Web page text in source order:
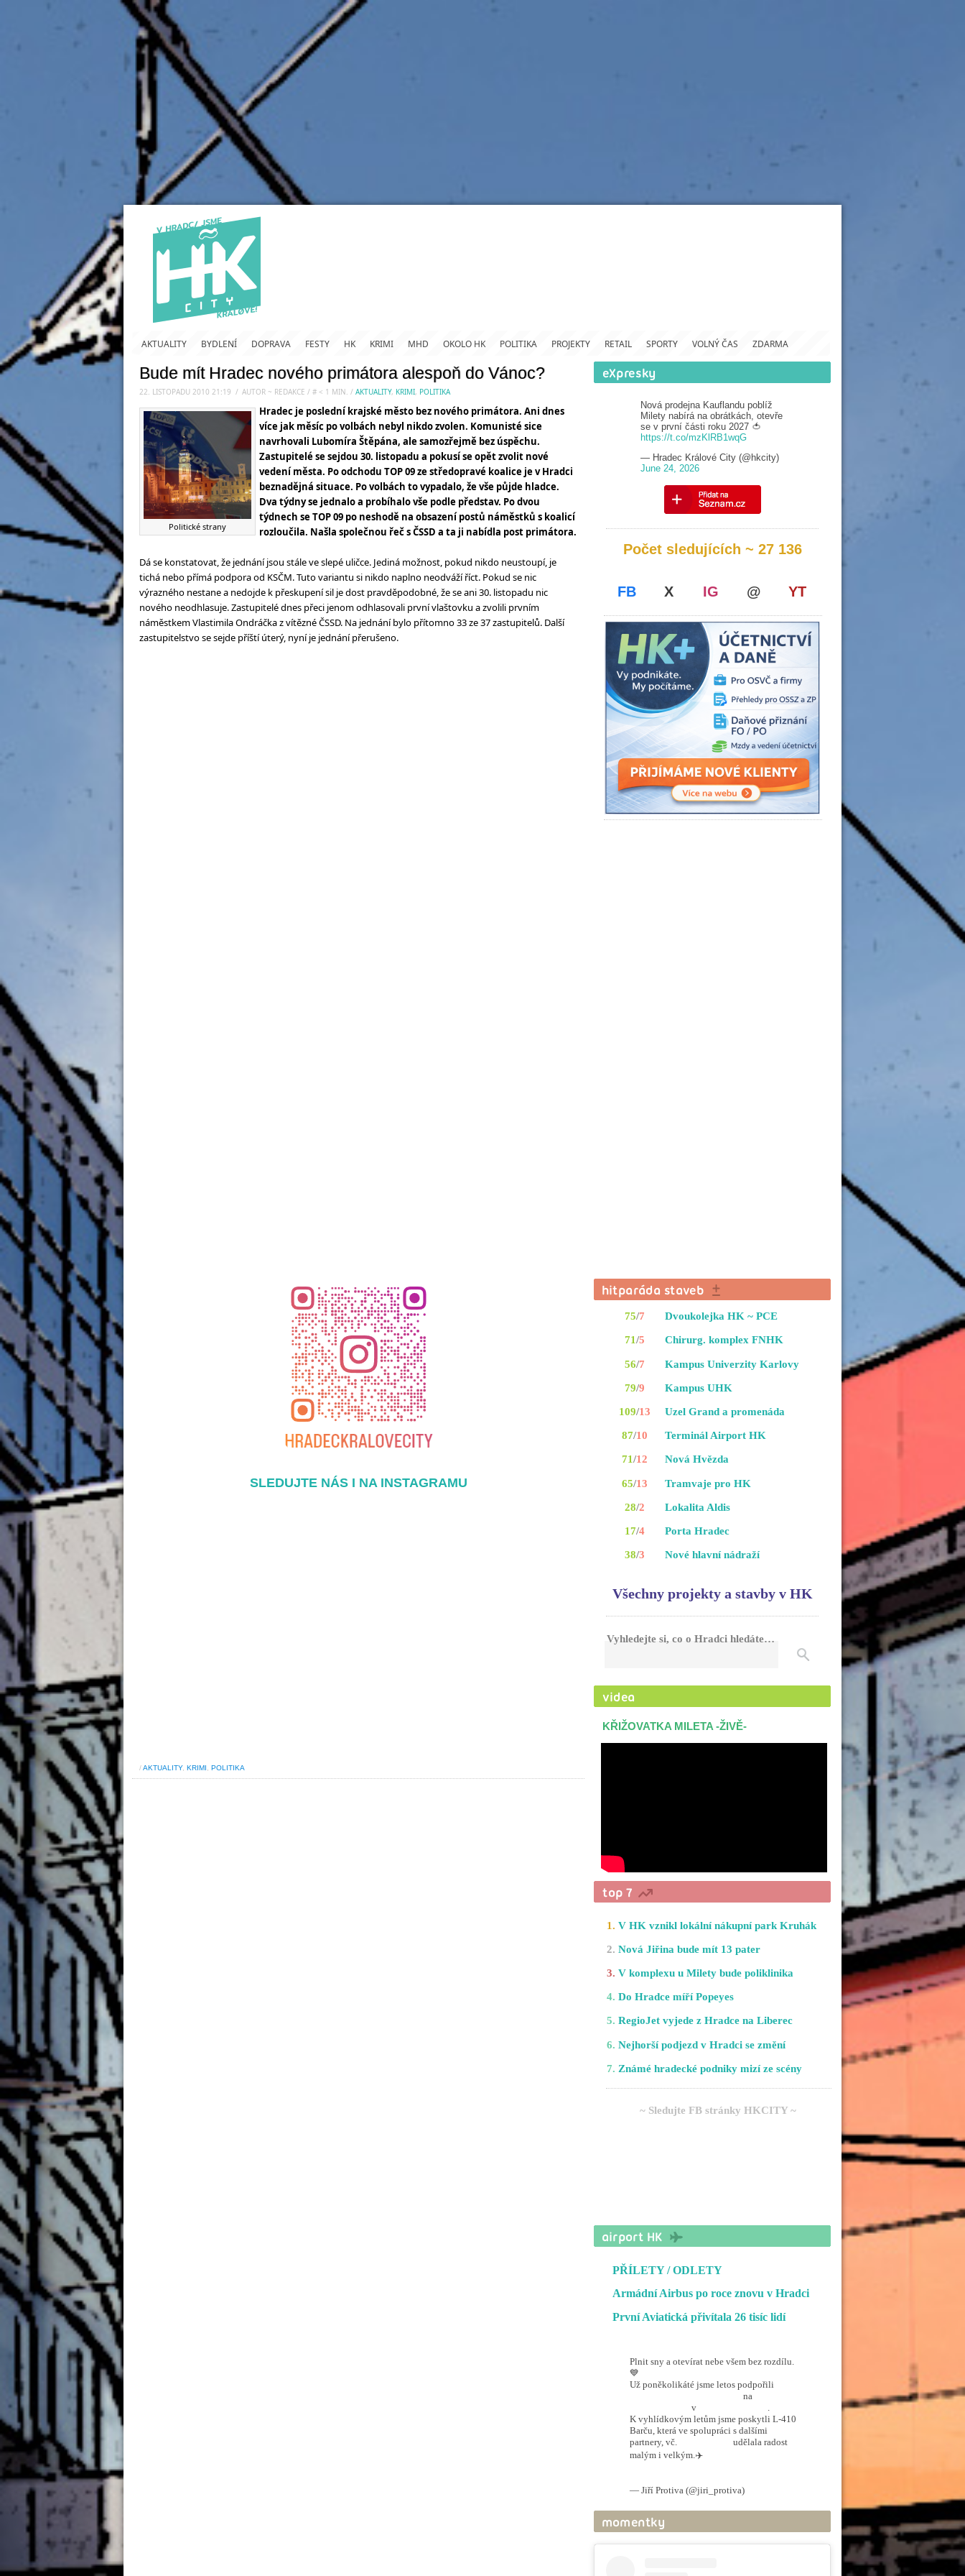
AKTUALITY BYDLENÍ DOPRAVA FESTY HK KRIMI MHD OKOLO HK POLITIKA PROJEKTY RETAIL SPORTY VOLNÝ ČAS ZDARMA
Bude mít Hradec nového primátora alespoň do Vánoc?
22. LISTOPADU 2010 21:19 / AUTOR ~ REDAKCE / # < 1 MIN. / AKTUALITY, KRIMI, POLITIKA
Politické strany
Hradec je poslední krajské město bez nového primátora. Ani dnes
více jak měsíc po volbách nebyl nikdo zvolen. Komunisté sice
navrhovali Lubomíra Štěpána, ale samozřejmě bez úspěchu.
Zastupitelé se sejdou 30. listopadu a pokusí se opět zvolit nové
vedení města. Po odchodu TOP 09 ze středopravé koalice je v Hradci
beznadějná situace. Po volbách to vypadalo, že vše půjde hladce.
Dva týdny se jednalo a probíhalo vše podle představ. Po dvou
týdnech se TOP 09 po neshodě na obsazení postů náměstků s koalicí
rozloučila. Našla společnou řeč s ČSSD a ta ji nabídla post primátora.
Dá se konstatovat, že jednání jsou stále ve slepé uličce. Jediná možnost, pokud nikdo neustoupí, je
tichá nebo přímá podpora od KSČM. Tuto variantu si nikdo naplno neodváží říct. Pokud se nic
výrazného nestane a nedojde k přeskupení sil je dost pravděpodobné, že se ani 30. listopadu nic
nového neodhlasuje. Zastupitelé dnes přeci jenom odhlasovali první vlaštovku a zvolili prvním
náměstkem Vlastimila Ondráčka z vítězné ČSSD. Na jednání bylo přítomno 33 ze 37 zastupitelů. Další
zastupitelstvo se sejde příští úterý, nyní je jednání přerušeno.
SLEDUJTE NÁS I NA INSTAGRAMU
/AKTUALITY, KRIMI POLITIKA
Nová prodejna Kauflandu poblíž
Milety nabírá na obrátkách, otevře
se v první části roku 2027 🍅
https://t.co/mzKlRB1wqG
— Hradec Králové City (@hkcity)
June 24, 2026
Počet sledujících ~ 27 136
FB X IG @ YT
75/7
71/5
56/7
79/9
109/13
87/10
71/12
65/13
28/2
17/4
38/3
Dvoukolejka HK ~ PCE
Chirurg. komplex FNHK
Kampus Univerzity Karlovy
Kampus UHK
Uzel Grand a promenáda
Terminál Airport HK
Nová Hvězda
Tramvaje pro HK
Lokalita Aldis
Porta Hradec
Nové hlavní nádraží
Všechny projekty a stavby v HK
Vyhledejte si, co o Hradci hledáte…
KŘIŽOVATKA MILETA -ŽIVĚ-
1. V HK vznikl lokální nákupní park Kruhák
2. Nová Jiřina bude mít 13 pater
3. V komplexu u Milety bude poliklinika
4. Do Hradce míří Popeyes
5. RegioJet vyjede z Hradce na Liberec
6. Nejhorší podjezd v Hradci se změní
7. Známé hradecké podniky mizí ze scény
~ Sledujte FB stránky HKCITY ~
PŘÍLETY / ODLETY
Armádní Airbus po roce znovu v Hradci
První Aviatická přivítala 26 tisíc lidí
Plnit sny a otevírat nebe všem bez rozdílu.
💙
Už poněkolikáté jsme letos podpořili
na
v
.
K vyhlídkovým letům jsme poskytli L-410
Barču, která ve spolupráci s dalšími
partnery, vč.
udělala radost
malým i velkým.✈️
— Jiří Protiva (@jiri_protiva)